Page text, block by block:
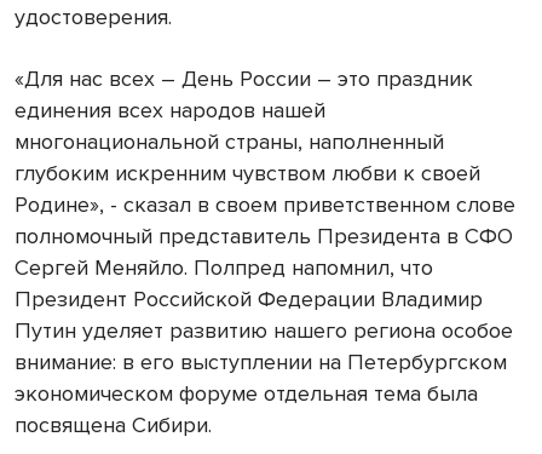
удостоверения.
«Для нас всех – День России – это праздник
единения всех народов нашей
многонациональной страны, наполненный
глубоким искренним чувством любви к своей
Родине», - сказал в своем приветственном слове
полномочный представитель Президента в СФО
Сергей Меняйло. Полпред напомнил, что
Президент Российской Федерации Владимир
Путин уделяет развитию нашего региона особое
внимание: в его выступлении на Петербургском
экономическом форуме отдельная тема была
посвящена Сибири.